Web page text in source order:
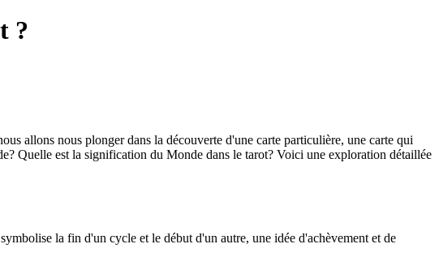
?
allons nous plonger dans la découverte d'une carte particulière, une carte qui
Quelle est la signification du Monde dans le tarot? Voici une exploration détaillée
la fin d'un cycle et le début d'un autre, une idée d'achèvement et de